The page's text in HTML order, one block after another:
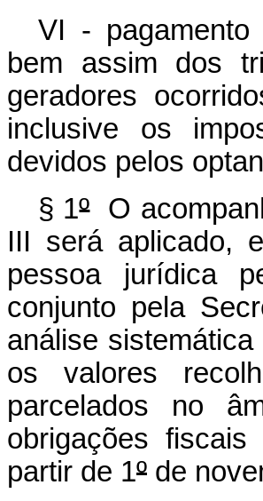
VI - pagamento
bem assim dos
geradores
inclusive os
devidos pelos
§ 1ºO
III será aplicado,
pessoa jurídica
conjunto pela
análise
os valores
parcelados no
obrigações
partir de 1º de